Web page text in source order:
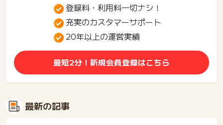
登録料・利用料一切ナシ！
充実のカスタマーサポート
20年以上の運営実績
最短2分！新規会員登録はこちら
最新の記事